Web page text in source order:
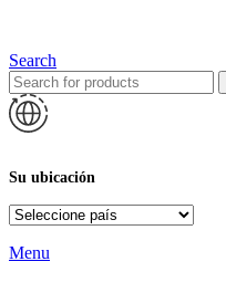
Search
Su ubicación
Menu